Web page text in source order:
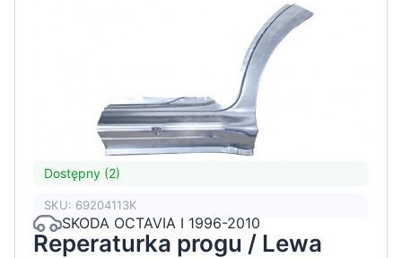
Dostępny (2)
SKU: 69204113K
SKODA OCTAVIA I 1996-2010
Reperaturka progu / Lewa